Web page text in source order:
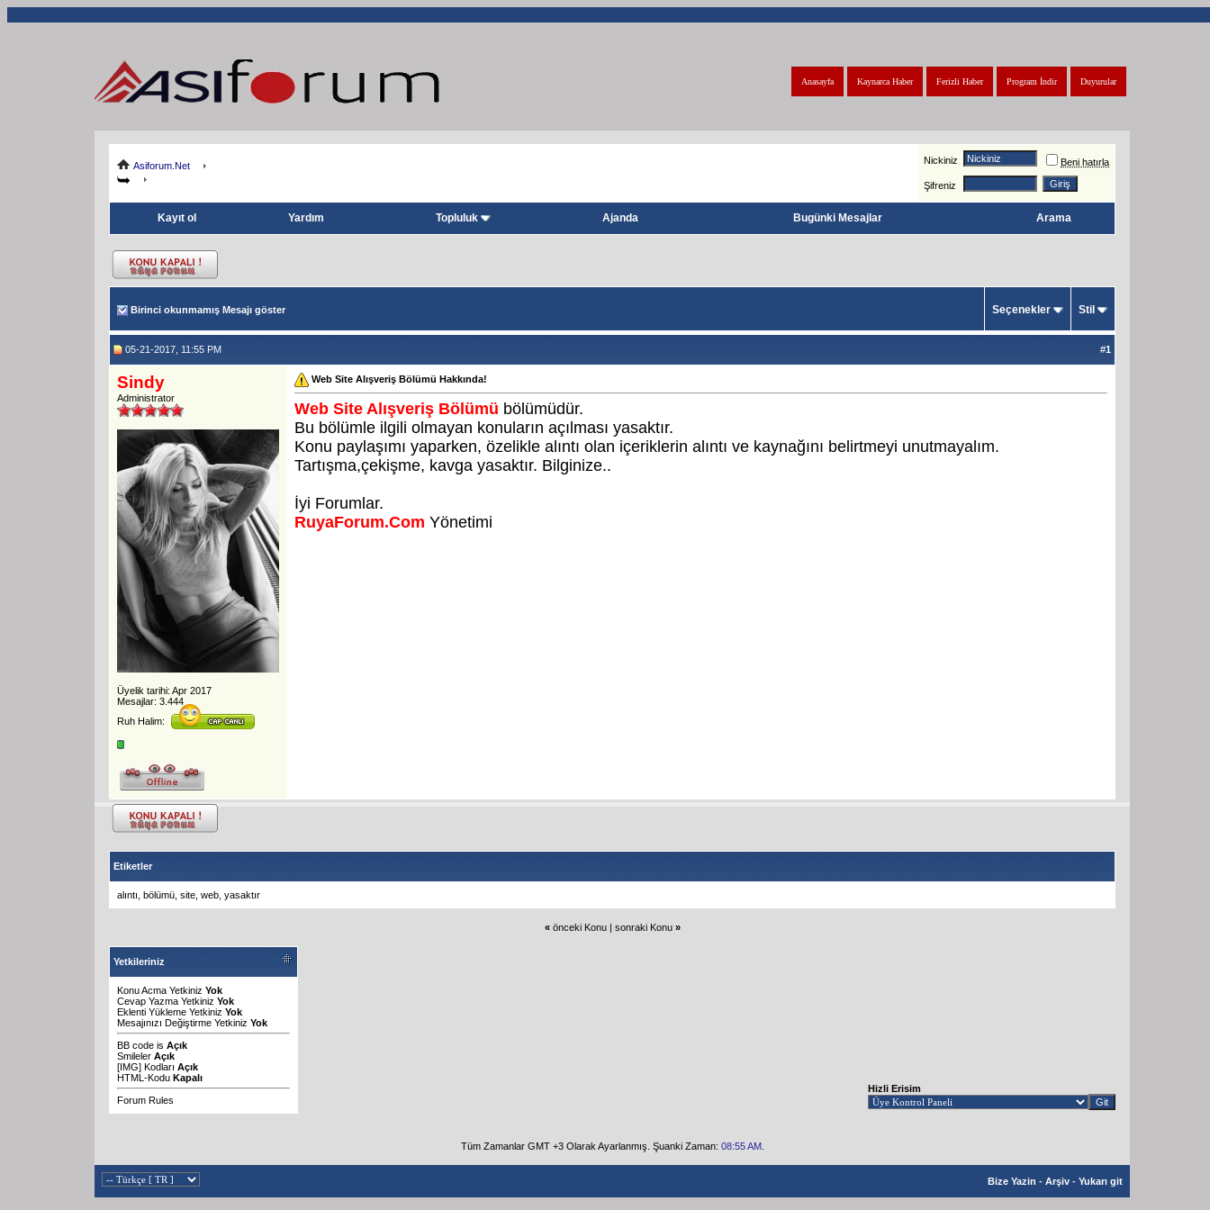
Duyurular
Program İndir
Ferizli Haber
Kaynarca Haber
Anasayfa
Asiforum.Net Nickiniz Beni hatırla
Şifreniz
Kayıt ol Yardım Topluluk Ajanda Bugünki Mesajlar Arama
Birinci okunmamış Mesajı göster Seçenekler Stil
05-21-2017, 11:55 PM #1
Sindy
Administrator
Üyelik tarihi: Apr 2017
Mesajlar: 3.444
Ruh Halim:
Web Site Alışveriş Bölümü Hakkında!
Web Site Alışveriş Bölümü bölümüdür.
Bu bölümle ilgili olmayan konuların açılması yasaktır.
Konu paylaşımı yaparken, özelikle alıntı olan içeriklerin alıntı ve kaynağını belirtmeyi unutmayalım.
Tartışma,çekişme, kavga yasaktır. Bilginize..
İyi Forumlar.
RuyaForum.Com Yönetimi
Etiketler
alıntı bölümü site web yasaktır
« önceki Konu| sonraki Konu »
Yetkileriniz
Konu Acma Yetkiniz Yok
Cevap Yazma Yetkiniz Yok
Eklenti Yükleme Yetkiniz Yok
Mesajınızı Değiştirme Yetkiniz Yok
BB code is Açık
Smileler Açık
[IMG] Kodları Açık
HTML-Kodu Kapalı
Forum Rules
Hizli Erisim
Tüm Zamanlar GMT +3 Olarak Ayarlanmış. Şuanki Zaman: 08:55 AM.
Bize Yazin - Arşiv - Yukarı git